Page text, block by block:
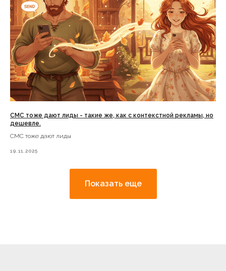
СМС тоже дают лиды - такие же, как с контекстной рекламы, но
дешевле.
СМС тоже дают лиды
19.11.2025
Показать еще